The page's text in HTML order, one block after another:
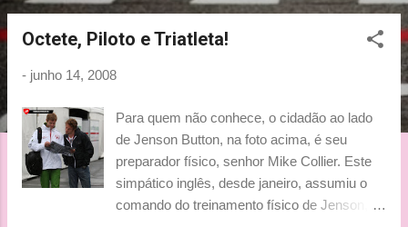
o
Octete, Piloto e Triatleta!
- junho 14, 2008
Para quem não conhece, o cidadão ao lado
de Jenson Button, na foto acima, é seu
preparador físico, senhor Mike Collier. Este
simpático inglês, desde janeiro, assumiu o
comando do treinamento físico de Jenson,